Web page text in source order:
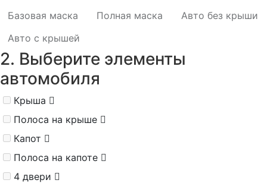
Базовая маска Полная маска
Авто без крыши
Авто с крышей
2. Выберите элементы
автомобиля
Крыша
Полоса на крыше
Капот
Полоса на капоте
4 двери